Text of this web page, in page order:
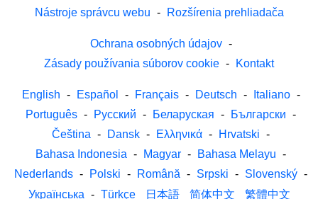
Nástroje správcu webu - Rozšírenia prehliadača
Ochrana osobných údajov -
Zásady používania súborov cookie - Kontakt
English - Español - Français - Deutsch - Italiano -
Português - Русский - Беларуская - Български -
Čeština - Dansk - Ελληνικά - Hrvatski -
Bahasa Indonesia - Magyar - Bahasa Melayu -
Nederlands - Polski - Română - Srpski - Slovenský -
Українська - Türkçe 日本語 简体中文 繁體中文